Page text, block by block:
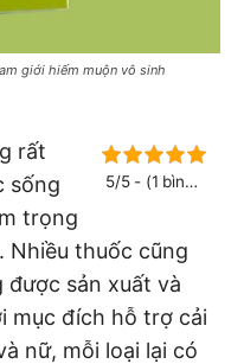
giới hiếm muộn vô sinh
5/5 - (1 bình
rất
sống
trọng
Nhiều thuốc cũng
sản xuất và
mục đích hỗ trợ cải
nữ, mỗi loại lại có